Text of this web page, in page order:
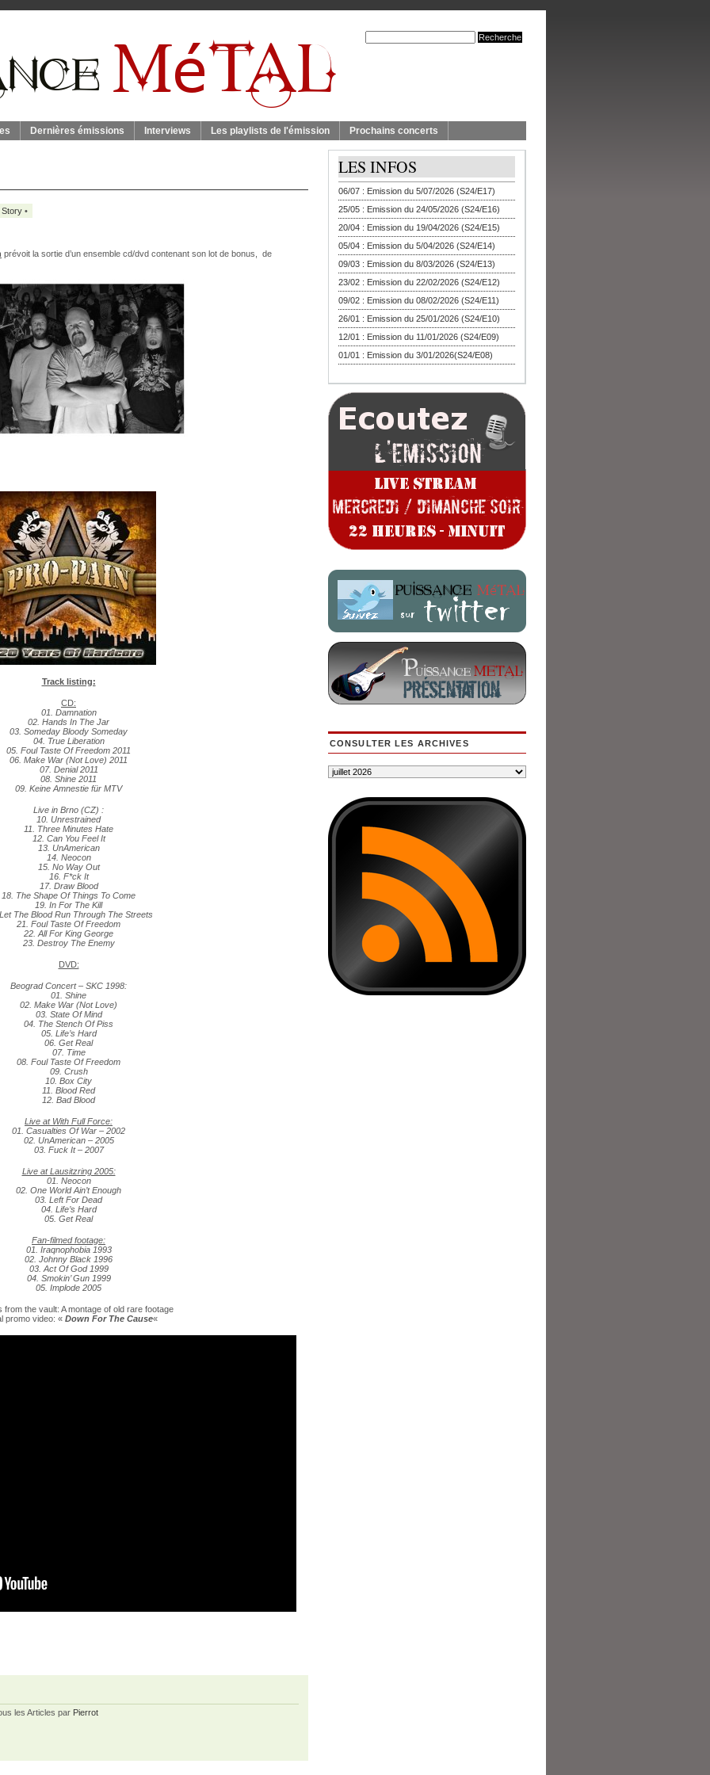
Dernières émissions Interviews Les playlists de l'émission Prochains concerts
Story •
prévoit la sortie d’un ensemble cd/dvd contenant son lot de bonus, de
Track listing:
CD:
01. Damnation
02. Hands In The Jar
03. Someday Bloody Someday
04. True Liberation
05. Foul Taste Of Freedom 2011
06. Make War (Not Love) 2011
07. Denial 2011
08. Shine 2011
09. Keine Amnestie für MTV
Live in Brno (CZ) :
10. Unrestrained
11. Three Minutes Hate
12. Can You Feel It
13. UnAmerican
14. Neocon
15. No Way Out
16. F*ck It
17. Draw Blood
18. The Shape Of Things To Come
19. In For The Kill
The Blood Run Through The Streets
21. Foul Taste Of Freedom
22. All For King George
23. Destroy The Enemy
DVD:
Beograd Concert – SKC 1998:
01. Shine
02. Make War (Not Love)
03. State Of Mind
04. The Stench Of Piss
05. Life’s Hard
06. Get Real
07. Time
08. Foul Taste Of Freedom
09. Crush
10. Box City
11. Blood Red
12. Bad Blood
Live at With Full Force:
01. Casualties Of War – 2002
02. UnAmerican – 2005
03. Fuck It – 2007
Live at Lausitzring 2005:
01. Neocon
02. One World Ain’t Enough
03. Left For Dead
04. Life’s Hard
05. Get Real
Fan-filmed footage:
01. Iraqnophobia 1993
02. Johnny Black 1996
03. Act Of God 1999
04. Smokin’ Gun 1999
05. Implode 2005
from the vault: A montage of old rare footage
promo video: « Down For The Cause«
les Articles par Pierrot
LES INFOS
06/07 : Emission du 5/07/2026 (S24/E17)
25/05 : Emission du 24/05/2026 (S24/E16)
20/04 : Emission du 19/04/2026 (S24/E15)
05/04 : Emission du 5/04/2026 (S24/E14)
09/03 : Emission du 8/03/2026 (S24/E13)
23/02 : Emission du 22/02/2026 (S24/E12)
09/02 : Emission du 08/02/2026 (S24/E11)
26/01 : Emission du 25/01/2026 (S24/E10)
12/01 : Emission du 11/01/2026 (S24/E09)
01/01 : Emission du 3/01/2026(S24/E08)
CONSULTER LES ARCHIVES